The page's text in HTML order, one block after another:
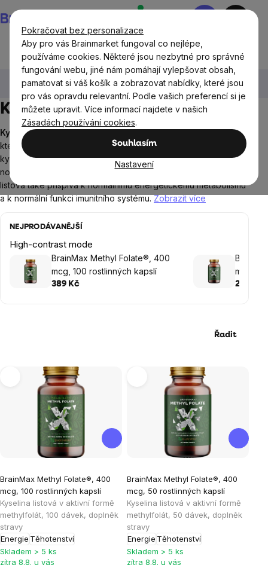
Pokračovat bez personalizace
Aby pro vás Brainmarket fungoval co nejlépe,
používáme cookies. Některé jsou nezbytné pro správné
fungování webu, jiné nám pomáhají vylepšovat obsah,
pamatovat si váš košík a zobrazovat nabídky, které jsou
pro vás opravdu relevantní. Podle vašich preferencí si je
můžete upravit. Více informací najdete v našich
Zásadách používání cookies.
Souhlasím
Nastavení
na
obsah
Nákupní
Doplňky stravy a výživa
Vitamíny a multivitamíny
Vitamín B
Kyselina listová (B9)
Kyselina listová (B9)
Kyselina listová (vitamín B9)je vitamín rozpustný ve vodě,
který přispívá k normální syntéze aminokyselin a nukleových
kyselin. Hraje důležitou roli v dělení buněk a přispívá k
normálnímu růstu a vývoji plodu během těhotenství. Kyselina
listová také přispívá k normálnímu energetickému metabolismu
a k normální funkci imunitního systému. Zobrazit více
NEJPRODÁVANĚJŠÍ
High-contrast mode
BrainMax Methyl Folate®, 400
mcg, 100 rostlinných kapslí
389 Kč
mcg,
219 Kč
Řadit
produktů
BrainMax Methyl Folate®, 400
mcg, 100 rostlinných kapslí
Kyselina listová v aktivní formě
methylfolát, 100 dávek, doplněk
stravy
Energie Těhotenství
hodnocení
produktu
je
5,0
z
5
Skladem > 5 ks
zítra 8.8. u vás
BrainMax Methyl Folate®, 400
mcg, 50 rostlinných kapslí
Kyselina listová v aktivní formě
methylfolát, 50 dávek, doplněk
stravy
Energie Těhotenství
hodnocení
produktu
je
5,0
z
5
Skladem > 5 ks
zítra 8.8. u vás